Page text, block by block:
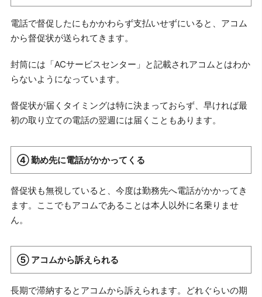
電話で督促したにもかかわらず支払いせずにいると、アコム
から督促状が送られてきます。
封筒には「ACサービスセンター」と記載されアコムとはわか
らないようになっています。
督促状が届くタイミングは特に決まっておらず、早ければ最
初の取り立ての電話の翌週には届くこともあります。
④ 勤め先に電話がかかってくる
督促状も無視していると、今度は勤務先へ電話がかかってき
ます。ここでもアコムであることは本人以外に名乗りませ
ん。
⑤ アコムから訴えられる
長期で滞納するとアコムから訴えられます。どれぐらいの期